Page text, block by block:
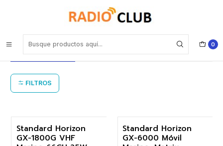
0
GM (Group Monitor) con DSC llamada de posición de grupo
GM (Group Monitor) con DSC llamada
de posición de grupo
FILTROS
-17%
Standard Horizon
GX-1800G VHF -17%
Standard Horizon
GX-6000 Móvil